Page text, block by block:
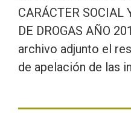
CARÁCTER SOCIAL
DE DROGAS AÑO
archivo adjunto el
de apelación de las